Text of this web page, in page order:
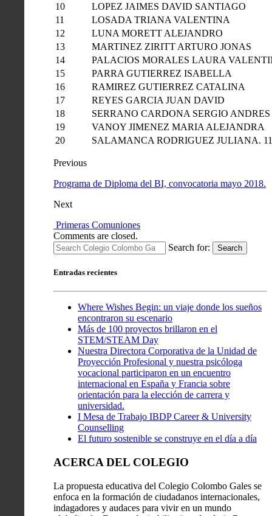
10
LOPEZ JAIMES DAVID SANTIAGO
11
LOSADA TRIANA VALENTINA
12
LUNA MORETT ALEJANDRO
13
MARTINEZ ZIRITT ARTURO JONAS
14
PALACIOS MORALES LAURA
15
PARRA GUTIERREZ ISABELLA
16
RAMIREZ GUTIERREZ CATALINA
17
REYES GARCIA JUAN DAVID
18
SERRANO CARDONA SERGIO ANDRES
19
VANOY JIMENEZ MARIA ALEJANDRA
20
SALAMANCA RODRIGUEZ JULIANA.
Previous
Programa de Diploma del BI, convocatoria mayo 2018.
Next
​ ​Primeras Comuniones
Comments are closed.
Search for:
Search
Entradas recientes
Where Wishes Begin: un viaje donde los sueños
encontraron su escenario
Más de 100 proyectos brillaron en el
STEM/STEAM Day
Nuestra Directora Corporativa de la Unidad de
Proyección Profesional y nuestra psicóloga
vocacional participaron en un encuentro
internacional en España y Francia sobre
orientación para la elección de carrera y
universidad.
I Mesa de Trabajo IBDP Career & University
Counselling
El futuro sostenible se construye en el día a día
ACERCA DEL COLEGIO
La propuesta educativa del Colegio Colombo Gales se
enfoca en la formación de ciudadanos internacionales,
indagadores y audaces para vivir en un mundo